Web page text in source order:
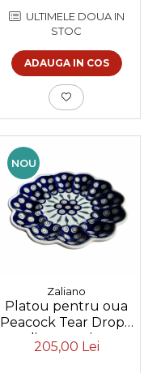
ULTIMELE DOUA IN
STOC
ADAUGA IN COS
NOU
Zaliano
Platou pentru oua
Peacock Tear Drops,
din ceramica
smaltuita, pictata
205,00 Lei